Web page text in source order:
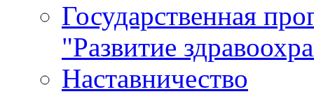
Государственная
"Развитие
Наставничество